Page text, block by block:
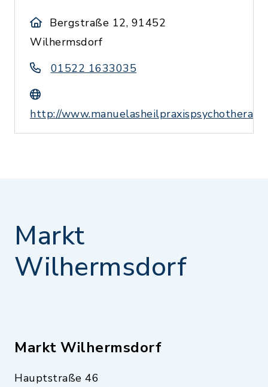
Bergstraße 12, 91452
Wilhermsdorf
01522 1633035
http://
Markt
Wilhermsdorf
Markt Wilhermsdorf
Hauptstraße 46